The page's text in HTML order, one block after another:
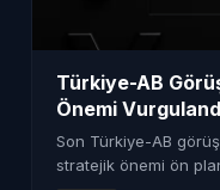
Türkiye-AB
Önemi
Son Türkiye-AB
stratejik önemi ön